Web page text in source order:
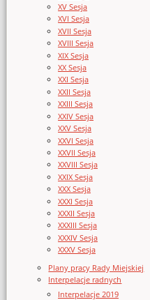
XV Sesja
XVI Sesja
XVII Sesja
XVIII Sesja
XIX Sesja
XX Sesja
XXI Sesja
XXII Sesja
XXIII Sesja
XXIV Sesja
XXV Sesja
XXVI Sesja
XXVII Sesja
XXVIII Sesja
XXIX Sesja
XXX Sesja
XXXI Sesja
XXXII Sesja
XXXIII Sesja
XXXIV Sesja
XXXV Sesja
Plany pracy Rady Miejskiej
Interpelacje radnych
Interpelacje 2019